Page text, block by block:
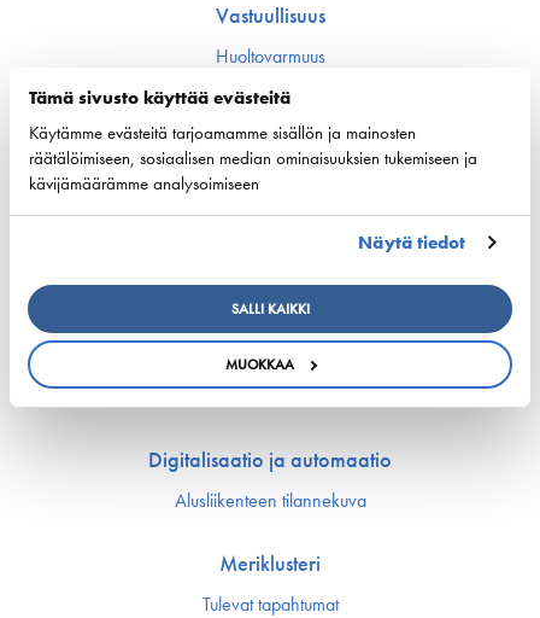
Tämä sivusto käyttää evästeitä
Käytämme evästeitä tarjoamamme sisällön ja mainosten
räätälöimiseen, sosiaalisen median ominaisuuksien tukemiseen ja
kävijämäärämme analysoimiseen
Näytä tiedot
SALLI KAIKKI
MUOKKAA
Vastuullisuus
Huoltovarmuus
Varustamot panostavat uuteen teknologiaan ja
ympäristöystävällisiin ratkaisuihin uusissa aluksissa
Turvallisuus
Työmarkkinat ja osaaminen
Miehitys ja pätevyys­asiat
Koulutus ja osaaminen
Suomen Varustamoiden Yrityskylä
Merenkulun HarjoitteluMylly
Ship Happens: Tutustu merenkulkualan mahdollisuuksiin
Digitalisaatio ja automaatio
Alusliikenteen tilannekuva
Meriklusteri
Tulevat tapahtumat